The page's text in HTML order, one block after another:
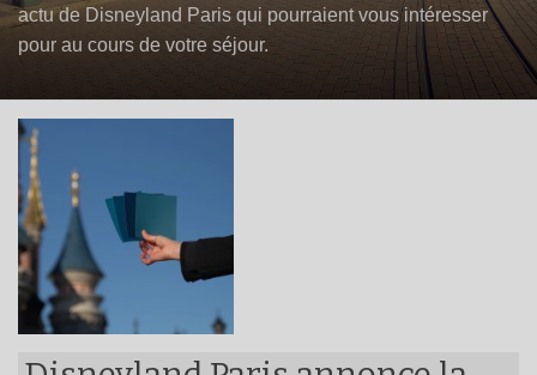
actu de Disneyland Paris qui pourraient vous intéresser
pour au cours de votre séjour.